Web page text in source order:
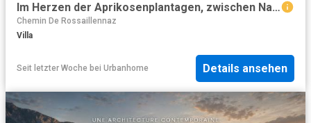
Im Herzen der Aprikosenplantagen, zwischen Natur und Annehmlichkeiten
Chemin De Rossaillennaz
Villa
Seit letzter Woche bei Urbanhome Details ansehen